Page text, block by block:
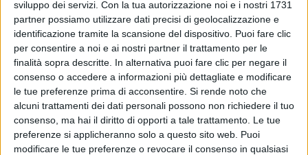
sviluppo dei servizi. Con la tua autorizzazione noi e i nostri 1731
partner possiamo utilizzare dati precisi di geolocalizzazione e
identificazione tramite la scansione del dispositivo. Puoi fare clic
per consentire a noi e ai nostri partner il trattamento per le
finalità sopra descritte. In alternativa puoi fare clic per negare il
consenso o accedere a informazioni più dettagliate e modificare
le tue preferenze prima di acconsentire. Si rende noto che
alcuni trattamenti dei dati personali possono non richiedere il tuo
consenso, ma hai il diritto di opporti a tale trattamento. Le tue
preferenze si applicheranno solo a questo sito web. Puoi
modificare le tue preferenze o revocare il consenso in qualsiasi
DA LOREDANA BERTÈ A VASCO ROSSI 20 gen 2026
L'addio degli artisti italiani a Valentino
Garavani
Lo stilista si è spento ieri (19 gennaio) all’età di 93
anni nella sua casa di Roma, circondato dall’affetto
dei suoi cari
diCristina Camporese